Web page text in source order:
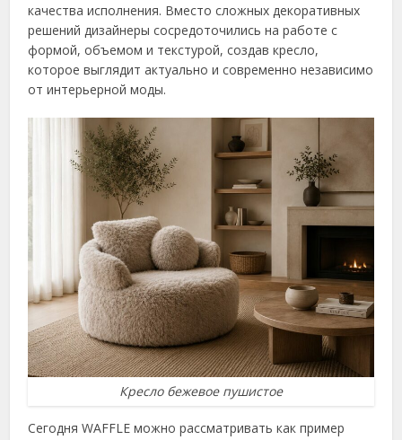
качества исполнения. Вместо сложных декоративных
решений дизайнеры сосредоточились на работе с
формой, объемом и текстурой, создав кресло,
которое выглядит актуально и современно независимо
от интерьерной моды.
Кресло бежевое пушистое
Сегодня WAFFLE можно рассматривать как пример